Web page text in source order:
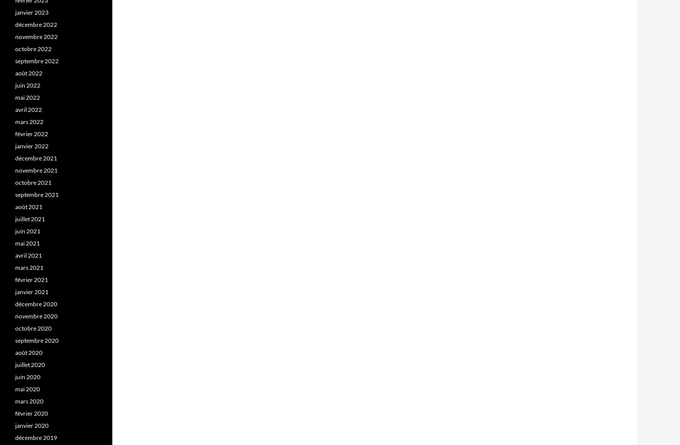
janvier 2023
décembre 2022
novembre 2022
octobre 2022
septembre 2022
août 2022
juin 2022
mai 2022
avril 2022
mars 2022
février 2022
janvier 2022
décembre 2021
novembre 2021
octobre 2021
septembre 2021
août 2021
juillet 2021
juin 2021
mai 2021
avril 2021
mars 2021
février 2021
janvier 2021
décembre 2020
novembre 2020
octobre 2020
septembre 2020
août 2020
juillet 2020
juin 2020
mai 2020
mars 2020
février 2020
janvier 2020
décembre 2019